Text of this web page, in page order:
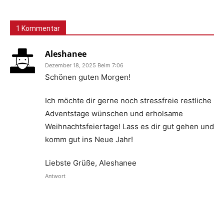
1 Kommentar
Aleshanee
Dezember 18, 2025 Beim 7:06
Schönen guten Morgen!
Ich möchte dir gerne noch stressfreie restliche
Adventstage wünschen und erholsame
Weihnachtsfeiertage! Lass es dir gut gehen und
komm gut ins Neue Jahr!
Liebste Grüße, Aleshanee
Antwort